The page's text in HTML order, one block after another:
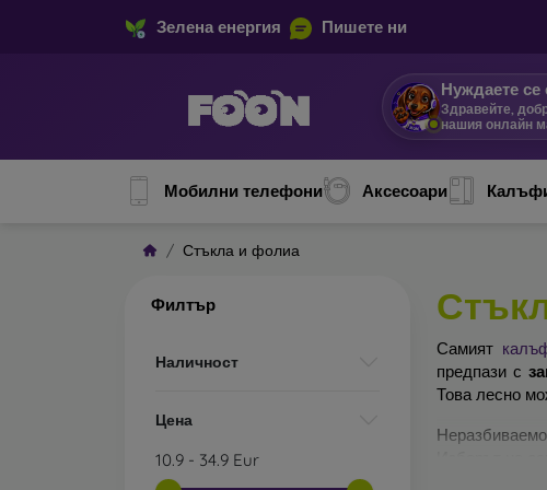
Зелена енергия Пишете ни
Нуждаете
Здравейте,
нашия онлайн
Мобилни телефони Аксесоари
Стъкла и фолиа
Филтър
Наличност
Цена
10.9 - 34.9 Eur
Самият
предпази с
Това лесно
по-добра ще